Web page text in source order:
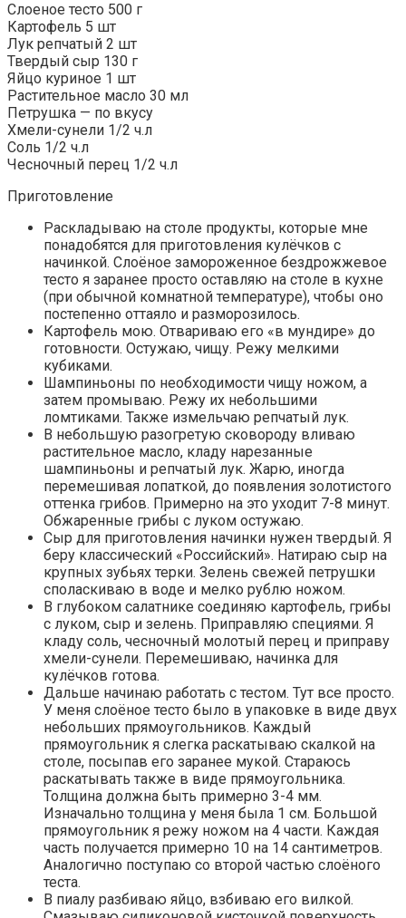
Слоеное тесто 500 г
Картофель 5 шт
Лук репчатый 2 шт
Твердый сыр 130 г
Яйцо куриное 1 шт
Растительное масло 30 мл
Петрушка — по вкусу
Хмели-сунели 1/2 ч.л
Соль 1/2 ч.л
Чесночный перец 1/2 ч.л
Приготовление
Раскладываю на столе продукты, которые мне
понадобятся для приготовления кулёчков с
начинкой. Слоёное замороженное бездрожжевое
тесто я заранее просто оставляю на столе в кухне
(при обычной комнатной температуре), чтобы оно
постепенно оттаяло и разморозилось.
Картофель мою. Отвариваю его «в мундире» до
готовности. Остужаю, чищу. Режу мелкими
кубиками.
Шампиньоны по необходимости чищу ножом, а
затем промываю. Режу их небольшими
ломтиками. Также измельчаю репчатый лук.
В небольшую разогретую сковороду вливаю
растительное масло, кладу нарезанные
шампиньоны и репчатый лук. Жарю, иногда
перемешивая лопаткой, до появления золотистого
оттенка грибов. Примерно на это уходит 7-8 минут.
Обжаренные грибы с луком остужаю.
Сыр для приготовления начинки нужен твердый. Я
беру классический «Российский». Натираю сыр на
крупных зубьях терки. Зелень свежей петрушки
споласкиваю в воде и мелко рублю ножом.
В глубоком салатнике соединяю картофель, грибы
с луком, сыр и зелень. Приправляю специями. Я
кладу соль, чесночный молотый перец и приправу
хмели-сунели. Перемешиваю, начинка для
кулёчков готова.
Дальше начинаю работать с тестом. Тут все просто.
У меня слоёное тесто было в упаковке в виде двух
небольших прямоугольников. Каждый
прямоугольник я слегка раскатываю скалкой на
столе, посыпав его заранее мукой. Стараюсь
раскатывать также в виде прямоугольника.
Толщина должна быть примерно 3-4 мм.
Изначально толщина у меня была 1 см. Большой
прямоугольник я режу ножом на 4 части. Каждая
часть получается примерно 10 на 14 сантиметров.
Аналогично поступаю со второй частью слоёного
теста.
В пиалу разбиваю яйцо, взбиваю его вилкой.